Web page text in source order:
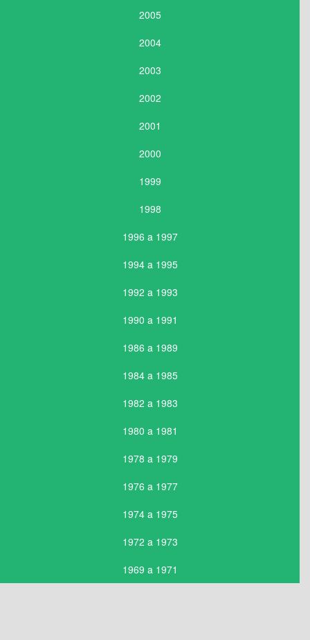
2005
2004
2003
2002
2001
2000
1999
1998
1996 a 1997
1994 a 1995
1992 a 1993
1990 a 1991
1986 a 1989
1984 a 1985
1982 a 1983
1980 a 1981
1978 a 1979
1976 a 1977
1974 a 1975
1972 a 1973
1969 a 1971